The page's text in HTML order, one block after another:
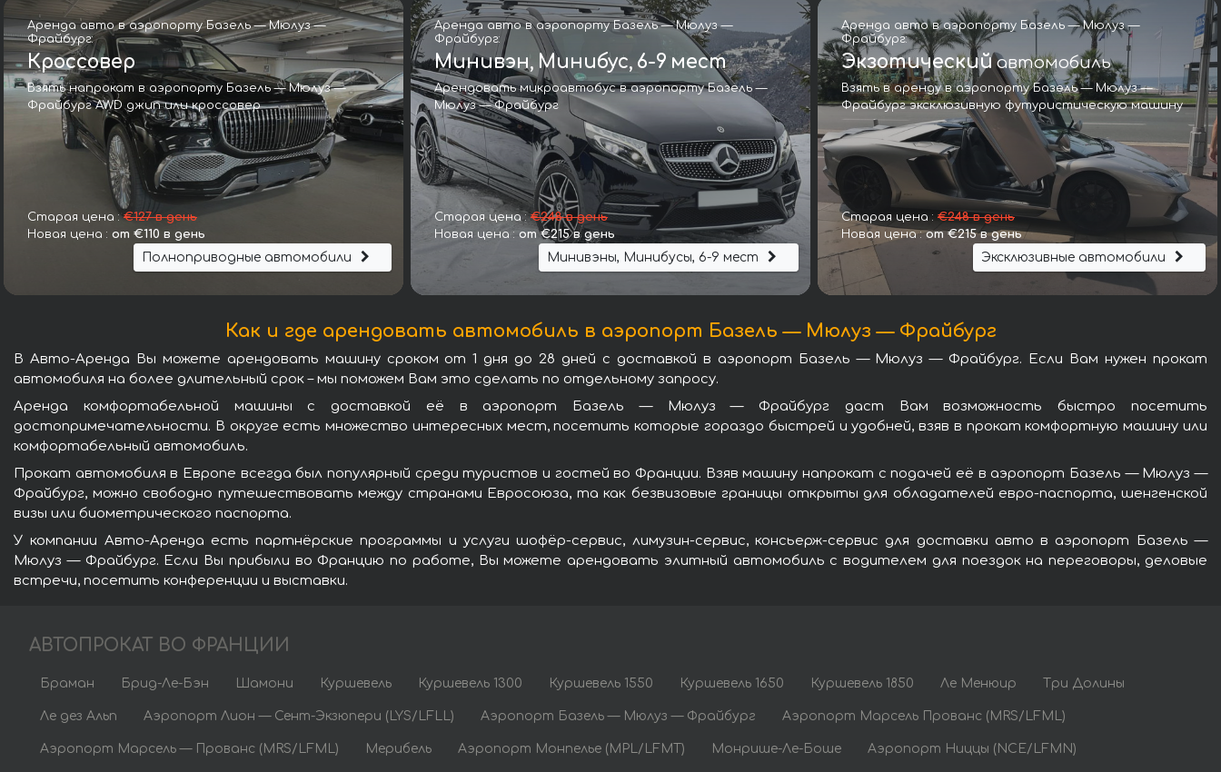
Аренда авто в аэропорту Базель — Мюлуз —
Фрайбург:
Кроссовер
Взять напрокат в аэропорту Базель — Мюлуз —
Фрайбург AWD джип или кроссовер
Ламборгини Urus 4.0 V8 605 PS
Старая цена :€127 в день
Новая цена : от €110 в день
Полноприводные автомобили
Аренда авто в аэропорту Базель — Мюлуз —
Фрайбург:
Минивэн, Минибус, 6-9 мест
Арендовать микроавтобус в аэропорту Базель —
Мюлуз — Фрайбург
Мерседес-Бенц V-Class (Viano) V300d Long AMG
Старая цена :€248 в день
Новая цена : от €215 в день
Минивэны, Минибусы, 6-9 мест
Аренда авто в аэропорту Базель — Мюлуз —
Фрайбург:
Экзотическийавтомобиль
Взять в аренду в аэропорту Базель — Мюлуз —
Фрайбург эксклюзивную футуристическую машину
Старая цена : €248 в день
Новая цена :от €215 в день
Эксклюзивные автомобили
Как и где арендовать автомобиль в аэропорт Базель — Мюлуз — Фрайбург
В Авто-Аренда Вы можете арендовать машину сроком от 1 дня до 28 дней с доставкой в аэропорт Базель — Мюлуз — Фрайбург. Если Вам нужен прокат
автомобиля на более длительный срок – мы поможем Вам это сделать по отдельному запросу.
Аренда комфортабельной машины с доставкой её в аэропорт Базель — Мюлуз — Фрайбург даст Вам возможность быстро посетить
достопримечательности. В округе есть множество интересных мест, посетить которые гораздо быстрей и удобней, взяв в прокат комфортную машину или
комфортабельный автомобиль.
Прокат автомобиля в Европе всегда был популярный среди туристов и гостей во Франции. Взяв машину напрокат с подачей её в аэропорт Базель — Мюлуз —
Фрайбург, можно свободно путешествовать между странами Евросоюза, та как безвизовые границы открыты для обладателей евро-паспорта, шенгенской
визы или биометрического паспорта.
У компании Авто-Аренда есть партнёрские программы и услуги шофёр-сервис, лимузин-сервис, консьерж-сервис для доставки авто в аэропорт Базель —
Мюлуз — Фрайбург. Если Вы прибыли во Францию по работе, Вы можете арендовать элитный автомобиль с водителем для поездок на переговоры, деловые
встречи, посетить конференции и выставки.
АВТОПРОКАТ ВО ФРАНЦИИ
Браман Брид-Ле-Бэн Шамони Куршевель Куршевель 1300 Куршевель 1550 Куршевель 1650 Куршевель 1850 Ле Менюир Три Долины
Ле дез Альп Аэропорт Лион — Сент-Экзюпери (LYS/LFLL) Аэропорт Базель — Мюлуз — Фрайбург Аэропорт Марсель Прованс (MRS/LFML)
Аэропорт Марсель — Прованс (MRS/LFML) Мерибель Аэропорт Монпелье (MPL/LFMT) Монрише-Ле-Боше Аэропорт Ниццы (NCE/LFMN)